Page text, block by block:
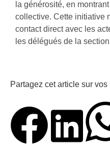
la générosité, en
collective. Cette initiative
contact direct avec les
les délégués de la
Partagez cet article sur vos